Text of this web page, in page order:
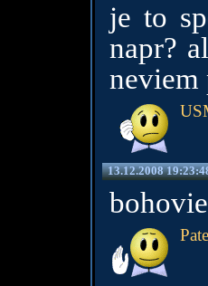
je to
napr?
neviem
13.12.2008
bohovie